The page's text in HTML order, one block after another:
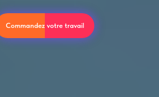
Commandez votre travail